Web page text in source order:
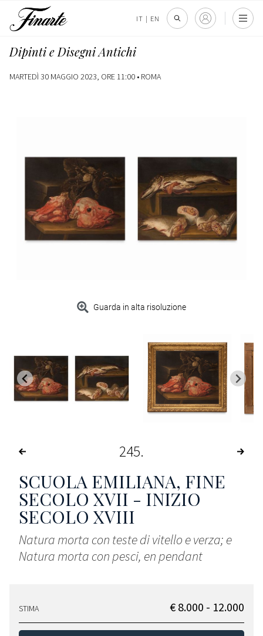
IT | EN
Dipinti e Disegni Antichi
MARTEDÌ 30 MAGGIO 2023, ORE 11:00 • ROMA
Guarda in alta risoluzione
245
SCUOLA EMILIANA, FINE
SECOLO XVII - INIZIO
SECOLO XVIII
Natura morta con teste di vitello e verza; e
Natura morta con pesci, en pendant
STIMA € 8.000 - 12.000